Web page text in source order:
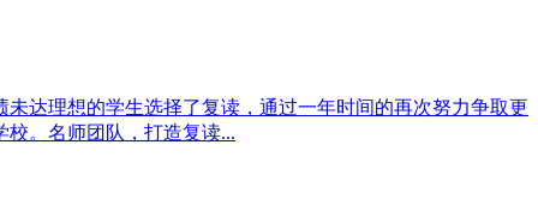
达理想的学生选择了复读，通过一年时间的再次努力争取更
。名师团队，打造复读...